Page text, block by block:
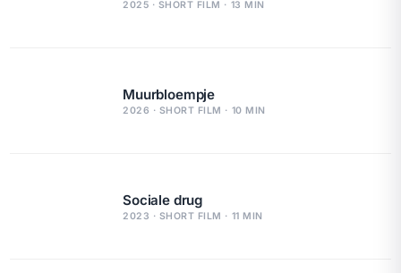
2025 · SHORT FILM · 13 MIN
Muurbloempje
2026 · SHORT FILM · 10 MIN
Sociale drug
2023 · SHORT FILM · 11 MIN